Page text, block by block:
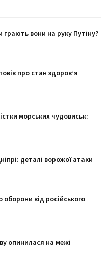
вони на руку Путіну?
про стан здоров’я
морських чудовиськ:
деталі ворожої атаки
від російського
опинилася на межі